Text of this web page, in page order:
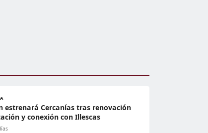
estrenará Cercanías tras renovación
y conexión con Illescas